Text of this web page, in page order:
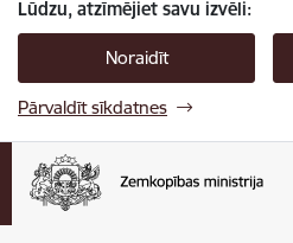
Lūdzu, atzīmējiet savu izvēli:
Noraidīt
Pārvaldīt sīkdatnes